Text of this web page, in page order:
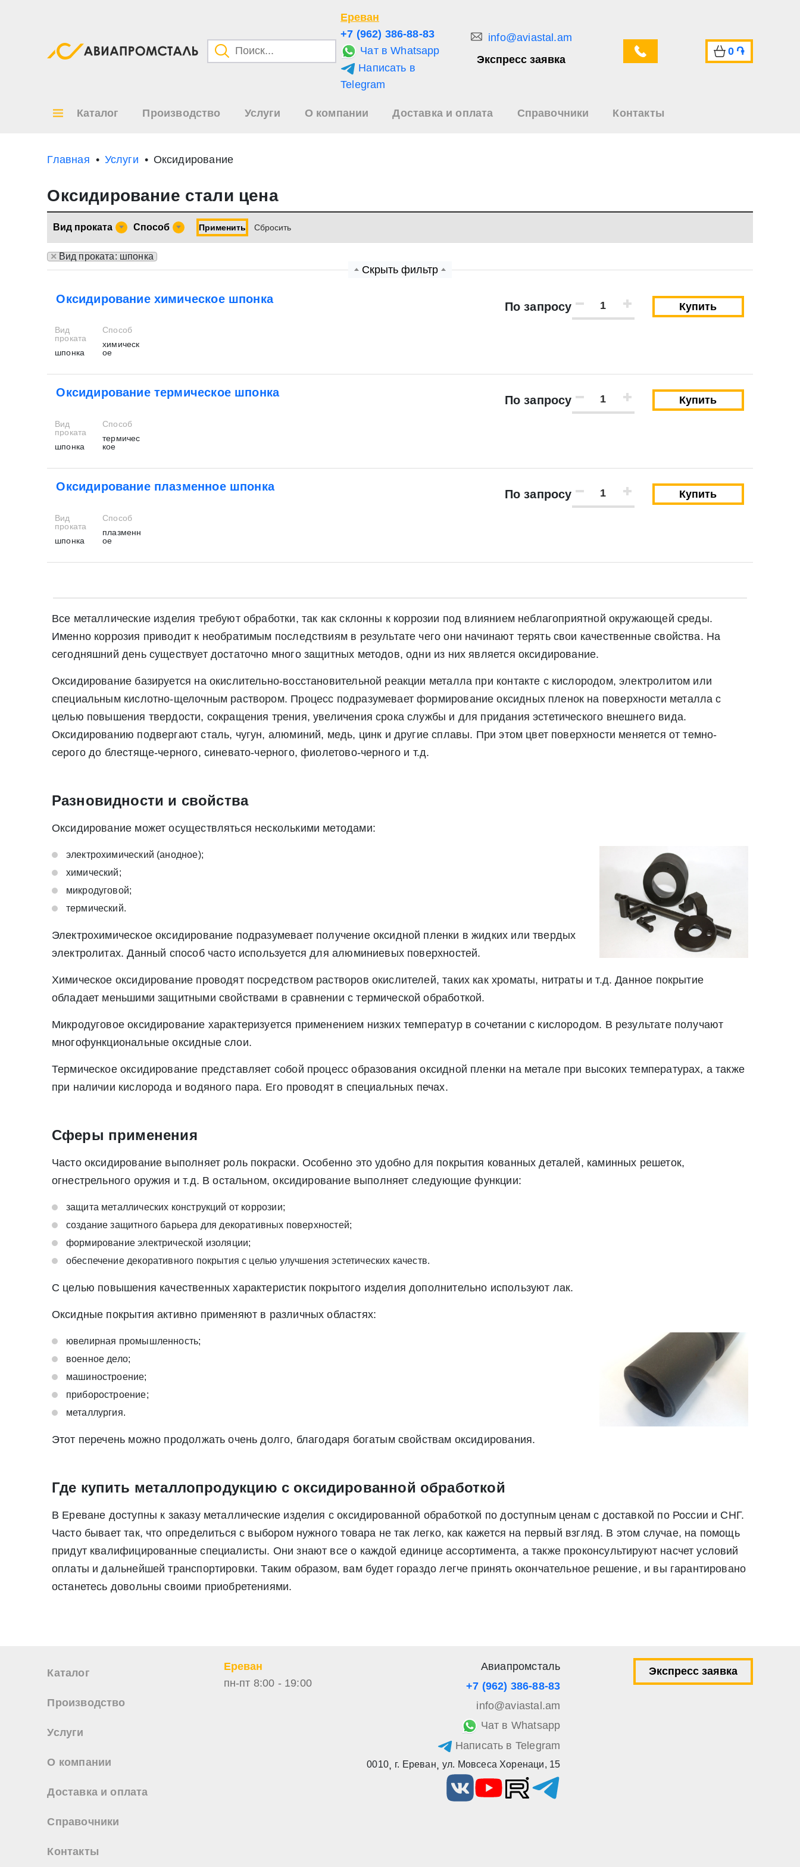
Ереван
+7 (962) 386-88-83
Чат в Whatsapp
Написать в
Telegram
info@aviastal.am
Экспресс заявка
0 ֏
Каталог Производство Услуги О компании Доставка и оплата Справочники Контакты
Главная Услуги Оксидирование
Оксидирование стали цена
Вид проката Способ Применить Cбросить
× Вид проката: шпонка
Скрыть фильтр
Оксидирование химическое шпонка
По запросу
Вид
проката
шпонка
Способ
химическ
ое
Купить
Оксидирование термическое шпонка
По запросу
Вид
проката
шпонка
Способ
термичес
кое
Купить
Оксидирование плазменное шпонка
По запросу
Вид
проката
шпонка
Способ
плазменн
ое
Купить
Все металлические изделия требуют обработки, так как склонны к коррозии под влиянием неблагоприятной окружающей среды.
Именно коррозия приводит к необратимым последствиям в результате чего они начинают терять свои качественные свойства. На
сегодняшний день существует достаточно много защитных методов, одни из них является оксидирование.
Оксидирование базируется на окислительно-восстановительной реакции металла при контакте с кислородом, электролитом или
специальным кислотно-щелочным раствором. Процесс подразумевает формирование оксидных пленок на поверхности металла с
целью повышения твердости, сокращения трения, увеличения срока службы и для придания эстетического внешнего вида.
Оксидированию подвергают сталь, чугун, алюминий, медь, цинк и другие сплавы. При этом цвет поверхности меняется от темно-
серого до блестяще-черного, синевато-черного, фиолетово-черного и т.д.
Разновидности и свойства
Оксидирование может осуществляться несколькими методами:
электрохимический (анодное);
химический;
микродуговой;
термический.
Электрохимическое оксидирование подразумевает получение оксидной пленки в жидких или твердых
электролитах. Данный способ часто используется для алюминиевых поверхностей.
Химическое оксидирование проводят посредством растворов окислителей, таких как хроматы, нитраты и т.д. Данное покрытие
обладает меньшими защитными свойствами в сравнении с термической обработкой.
Микродуговое оксидирование характеризуется применением низких температур в сочетании с кислородом. В результате получают
многофункциональные оксидные слои.
Термическое оксидирование представляет собой процесс образования оксидной пленки на метале при высоких температурах, а также
при наличии кислорода и водяного пара. Его проводят в специальных печах.
Сферы применения
Часто оксидирование выполняет роль покраски. Особенно это удобно для покрытия кованных деталей, каминных решеток,
огнестрельного оружия и т.д. В остальном, оксидирование выполняет следующие функции:
защита металлических конструкций от коррозии;
создание защитного барьера для декоративных поверхностей;
формирование электрической изоляции;
обеспечение декоративного покрытия с целью улучшения эстетических качеств.
С целью повышения качественных характеристик покрытого изделия дополнительно используют лак.
Оксидные покрытия активно применяют в различных областях:
ювелирная промышленность;
военное дело;
машиностроение;
приборостроение;
металлургия.
Этот перечень можно продолжать очень долго, благодаря богатым свойствам оксидирования.
Где купить металлопродукцию с оксидированной обработкой
В Ереване доступны к заказу металлические изделия с оксидированной обработкой по доступным ценам с доставкой по России и СНГ.
Часто бывает так, что определиться с выбором нужного товара не так легко, как кажется на первый взгляд. В этом случае, на помощь
придут квалифицированные специалисты. Они знают все о каждой единице ассортимента, а также проконсультируют насчет условий
оплаты и дальнейшей транспортировки. Таким образом, вам будет гораздо легче принять окончательное решение, и вы гарантировано
останетесь довольны своими приобретениями.
Каталог
Производство
Услуги
О компании
Доставка и оплата
Справочники
Контакты
Ереван
пн-пт 8:00 - 19:00
Авиапромсталь
+7 (962) 386-88-83
info@aviastal.am
Чат в Whatsapp
Написать в Telegram
0010, г. Ереван, ул. Мовсеса Хоренаци, 15
Экспресс заявка
Заявка на обратный звонок
* - обязательные поля для заполнения
Отправить заявку
Нажимая на кнопку «Отправить заявку» Вы даете согласие на обработку своих персональных данных в соответствии со статьей 9 Федерального закона от 27
июля 2006 г. N 152-ФЗ «О персональных данных», а также соглашаетесь на информационную рассылку по средством e-mail или СМС
Экспресс заявка
* - обязательные поля для заполнения
Прикрепить файл (до 20 mb)
персональных данных», а также соглашаетесь на информационную рассылку по средством e-mail или СМС